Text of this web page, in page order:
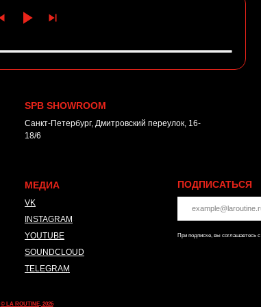
SPB SHOWROOM
Санкт-Петербург, Дмитровский переулок, 16-
18/6
VK
INSTAGRAM
YOUTUBE
SOUNDCLOUD
TELEGRAM
При подписке, вы соглашаетесь с
МЕДИА ПОДПИСАТЬСЯ
© LA ROUTINE, 2026